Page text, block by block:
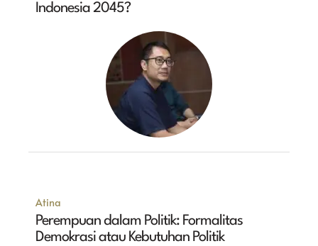
Indonesia 2045?
Atina
Perempuan dalam Politik: Formalitas
Demokrasi atau Kebutuhan Politik